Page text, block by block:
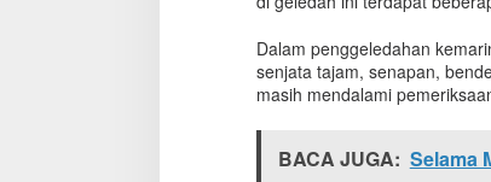
g
e
r
a
a
Dalam penggeledahan
senjata tajam, senapan,
masih mendalami
BACA JUGA: Selama